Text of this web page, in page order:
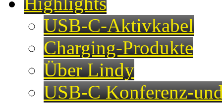
USB-C-Aktivkabel
Charging-Produkte
Über Lindy
USB-C Konferenz-